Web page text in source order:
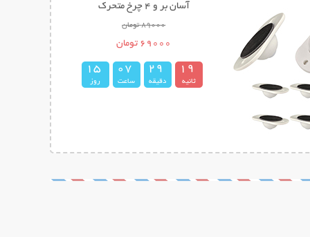
آسان بر و 4 چرخ متحرک
89000 تومان
69000 تومان
1 8
9
ثانیه
2 9
دقیقه
0 7
ساعت
1 5
روز